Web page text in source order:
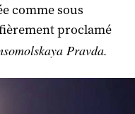
comme sous
fièrement proclamé
Pravda.